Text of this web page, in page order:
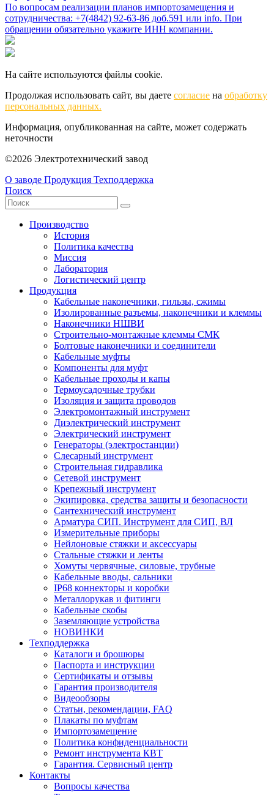
По вопросам реализации планов импортозамещения и
сотрудничества: +7(4842) 92-63-86 доб.591 или info. При
обращении обязательно укажите ИНН компании.
На сайте используются файлы cookie.
Продолжая использовать сайт, вы даете согласие на обработку
персональных данных.
Информация, опубликованная на сайте, может содержать
неточности
©2026 Электротехнический завод
О заводе Продукция Техподдержка
Поиск
Производство
История
Политика качества
Миссия
Лаборатория
Логистический центр
Продукция
Кабельные наконечники, гильзы, сжимы
Изолированные разъемы, наконечники и клеммы
Наконечники НШВИ
Строительно-монтажные клеммы СМК
Болтовые наконечники и соединители
Кабельные муфты
Компоненты для муфт
Кабельные проходы и капы
Термоусадочные трубки
Изоляция и защита проводов
Электромонтажный инструмент
Диэлектрический инструмент
Электрический инструмент
Генераторы (электростанции)
Слесарный инструмент
Строительная гидравлика
Сетевой инструмент
Крепежный инструмент
Экипировка, средства защиты и безопасности
Сантехнический инструмент
Арматура СИП. Инструмент для СИП, ВЛ
Измерительные приборы
Нейлоновые стяжки и аксессуары
Стальные стяжки и ленты
Хомуты червячные, силовые, трубные
Кабельные вводы, сальники
IP68 коннекторы и коробки
Металлорукав и фитинги
Кабельные скобы
Заземляющие устройства
НОВИНКИ
Техподдержка
Каталоги и брошюры
Паспорта и инструкции
Сертификаты и отзывы
Гарантия производителя
Видеообзоры
Статьи, рекомендации, FAQ
Плакаты по муфтам
Импортозамещение
Политика конфиденциальности
Ремонт инструмента КВТ
Гарантия. Сервисный центр
Контакты
Вопросы качества